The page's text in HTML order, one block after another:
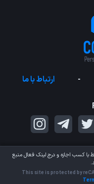
- ارتباط با ما
با کسب اجازه و درج لینک فعال منبع
This site is protected by